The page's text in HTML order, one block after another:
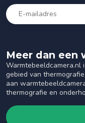
Meer dan een
Warmtebeeldcamera.nl
gebied van
aan
thermografie en